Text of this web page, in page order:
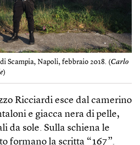
Scampia, Napoli, febbraio 2018. (Carlo
)
Ricciardi esce dal camerino
e giacca nera di pelle,
da sole. Sulla schiena le
formano la scritta “167”.